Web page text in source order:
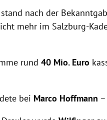
stand nach der
mehr im Salzburg-
rund 40 Mio. Euro
bei Marco Hoffmann